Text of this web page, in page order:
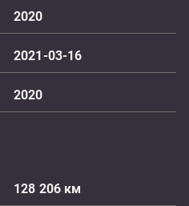
2020
2021-03-16
2020
128 206 км